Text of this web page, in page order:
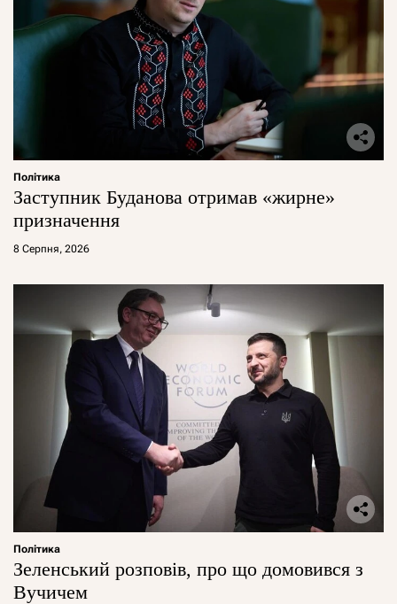
Політика
Заступник Буданова отримав «жирне»
призначення
8 Серпня, 2026
Політика
Зеленський розповів, про що домовився з
Вучичем